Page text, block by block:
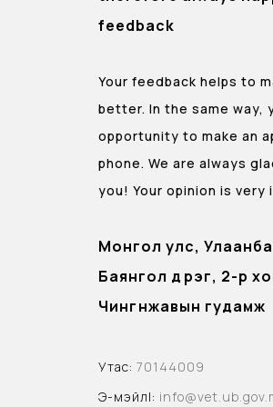
feedback
Your feedback helps to
better. In the same way,
opportunity to make an
phone. We are always
you! Your opinion is very
Монгол улс,
Баянгол дүүрэг, 2-р
Чингүнжавын гудамж
Утас: 70144009
Э-мэйлl: